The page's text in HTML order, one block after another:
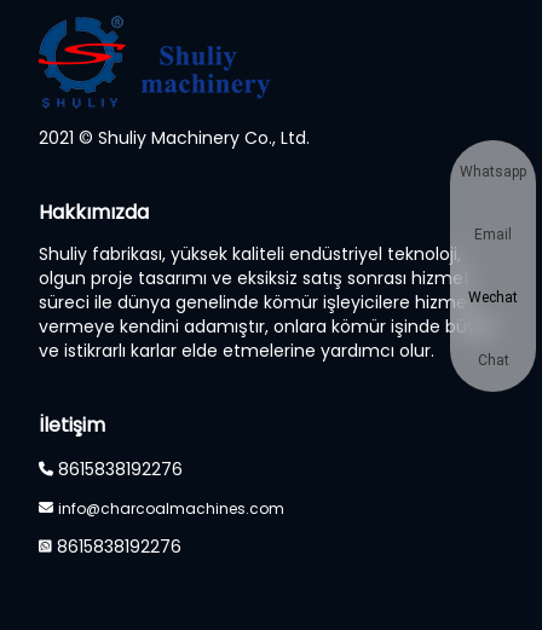
2021 © Shuliy Machinery Co., Ltd.
Hakkımızda
Shuliy fabrikası, yüksek kaliteli endüstriyel teknoloji,
olgun proje tasarımı ve eksiksiz satış sonrası hizmet
süreci ile dünya genelinde kömür işleyicilere hizmet
vermeye kendini adamıştır, onlara kömür işinde büyük
ve istikrarlı karlar elde etmelerine yardımcı olur.
İletişim
8615838192276
info@charcoalmachines.com
8615838192276
Whatsapp
Email
Wechat
Chat